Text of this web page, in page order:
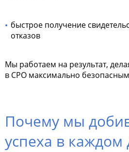
быстрое получение
отказов
Мы работаем на результат,
в СРО максимально
Почему мы
успеха в каждом